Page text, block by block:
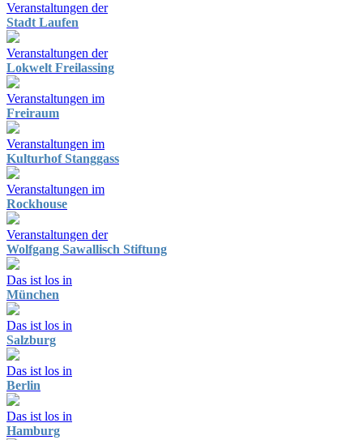
Veranstaltungen der
Stadt Laufen
Veranstaltungen der
Lokwelt Freilassing
Veranstaltungen im
Freiraum
Veranstaltungen im
Kulturhof Stanggass
Veranstaltungen im
Rockhouse
Veranstaltungen der
Wolfgang Sawallisch Stiftung
Das ist los in
München
Das ist los in
Salzburg
Das ist los in
Berlin
Das ist los in
Hamburg